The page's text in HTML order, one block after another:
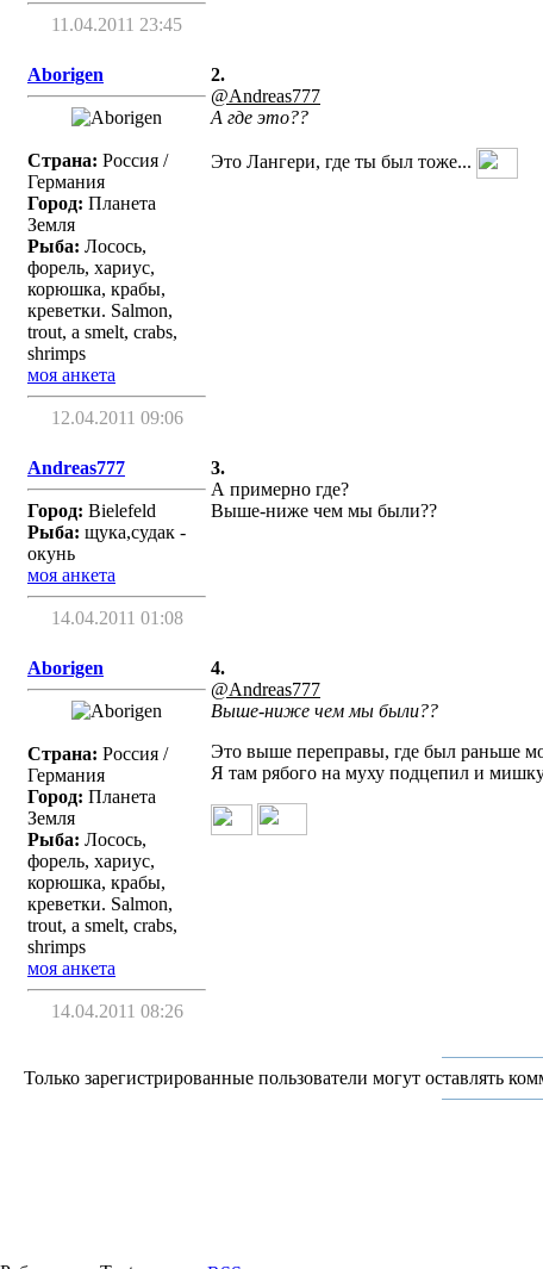
11.04.2011 23:45
Aborigen
Страна: Россия /
Германия
Город: Планета
Земля
Рыба: Лосось,
форель, хариус,
корюшка, крабы,
креветки. Salmon,
trout, a smelt, crabs,
shrimps
моя анкета
12.04.2011 09:06
2.
@Andreas777
А где это??
Это Лангери, где ты был тоже...
Andreas777
Город: Bielefeld
Рыба: щука,судак -
окунь
моя анкета
14.04.2011 01:08
3.
А примерно где?
Выше-ниже чем мы были??
Aborigen
Страна: Россия /
Германия
Город: Планета
Земля
Рыба: Лосось,
форель, хариус,
корюшка, крабы,
креветки. Salmon,
trout, a smelt, crabs,
shrimps
моя анкета
14.04.2011 08:26
4.
@Andreas777
Выше-ниже чем мы были??
Это выше переправы, где был раньше
Я там рябого на муху подцепил и
Только зарегистрированные пользователи могут оставлять